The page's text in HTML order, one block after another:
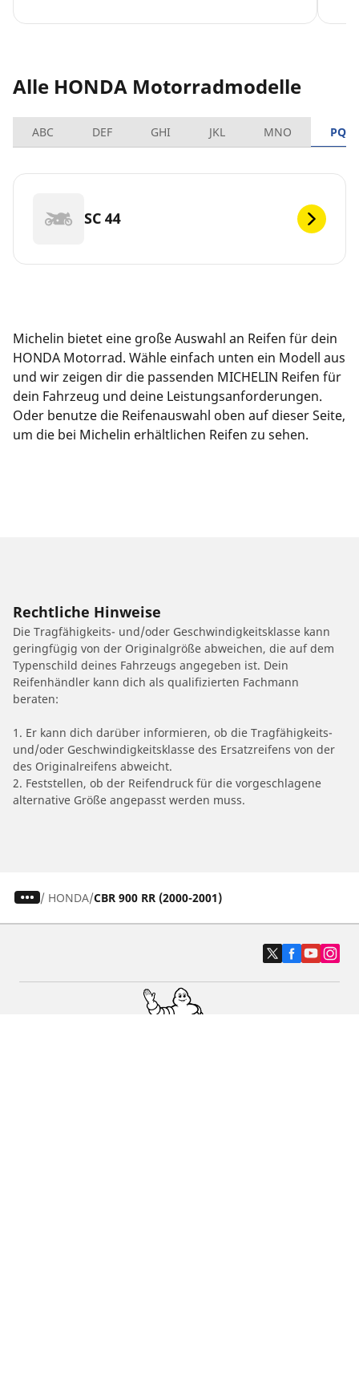
Alle HONDA Motorradmodelle
ABC DEF GHI JKL MNO PQRS
SC 44
Michelin bietet eine große Auswahl an Reifen für dein
HONDA Motorrad. Wähle einfach unten ein Modell aus
und wir zeigen dir die passenden MICHELIN Reifen für
dein Fahrzeug und deine Leistungsanforderungen.
Oder benutze die Reifenauswahl oben auf dieser Seite,
um die bei Michelin erhältlichen Reifen zu sehen.
Rechtliche Hinweise
Die Tragfähigkeits- und/oder Geschwindigkeitsklasse kann
geringfügig von der Originalgröße abweichen, die auf dem
Typenschild deines Fahrzeugs angegeben ist. Dein
Reifenhändler kann dich als qualifizierten Fachmann
beraten:
1. Er kann dich darüber informieren, ob die Tragfähigkeits-
und/oder Geschwindigkeitsklasse des Ersatzreifens von der
des Originalreifens abweicht.
2. Feststellen, ob der Reifendruck für die vorgeschlagene
alternative Größe angepasst werden muss.
/ HONDA CBR 900 RR (2000-2001)